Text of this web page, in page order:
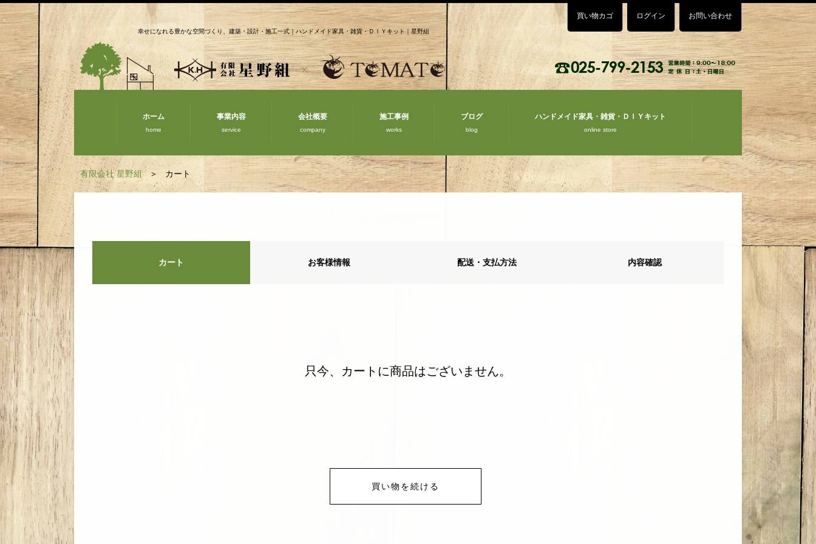
幸せになれる豊かな空間づくり、建築・設計・施工一式｜ハンドメイド家具・雑貨・ＤＩＹキット｜星野組
買い物カゴ ログイン お問い合わせ
ホーム
home
事業内容
service
会社概要
company
施工事例
works
ブログ
blog
ハンドメイド家具・雑貨・ＤＩＹキット
online store
有限会社 星野組 カート
カート お客様情報 配送・支払方法 内容確認
只今、カートに商品はございません。